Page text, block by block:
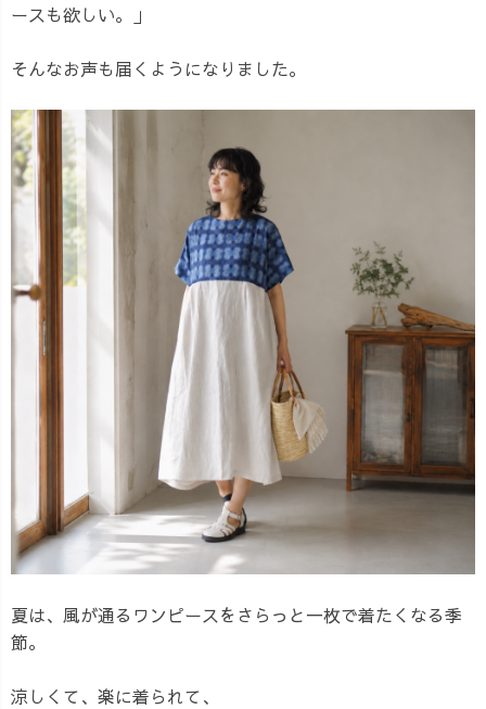
ースも欲しい。」
そんなお声も届くようになりました。
夏は、風が通るワンピースをさらっと一枚で着たくなる季
節。
涼しくて、楽に着られて、